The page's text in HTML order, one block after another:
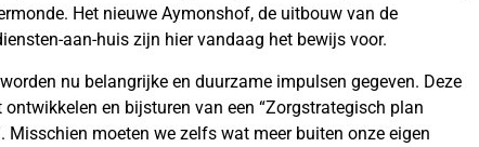
Het nieuwe Aymonshof, de uitbouw van de
aan-huis zijn hier vandaag het bewijs voor.
nu belangrijke en duurzame impulsen gegeven. Deze
en bijsturen van een “Zorgstrategisch plan
Misschien moeten we zelfs wat meer buiten onze eigen